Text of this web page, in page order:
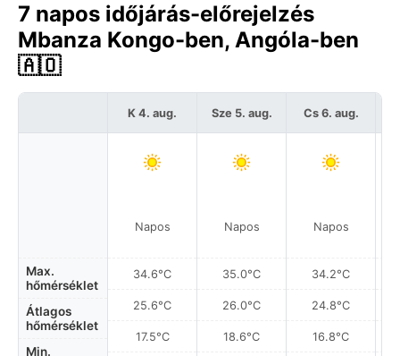
7 napos időjárás-előrejelzés
Mbanza Kongo-ben, Angóla-ben
🇦🇴
Max.
hőmérséklet
Átlagos
hőmérséklet
Min.
K 4. aug.
Napos
34.6°C
25.6°C
17.5°C
Sze 5. aug.
Napos
35.0°C
26.0°C
18.6°C
Cs 6. aug.
Napos
34.2°C
24.8°C
16.8°C